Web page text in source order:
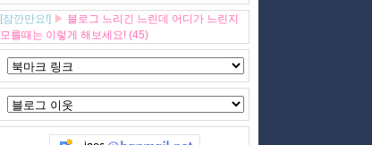
[잠깐만요!] ▶ 블로그 느리긴 느린데 어디가 느린지
모를때는 이렇게 해보세요! (45)